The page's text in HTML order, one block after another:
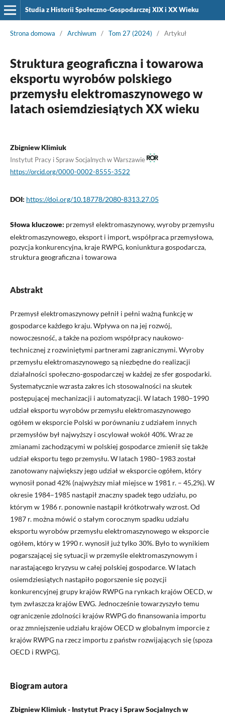
Studia z Historii Społeczno-Gospodarczej XIX i XX Wieku
Strona domowa / Archiwum / Tom 27 (2024) / Artykuł
Struktura geograficzna i towarowa
eksportu wyrobów polskiego
przemysłu elektromaszynowego w
latach osiemdziesiątych XX wieku
Zbigniew Klimiuk
Instytut Pracy i Spraw Socjalnych w Warszawie
https://orcid.org/0000-0002-8555-3522
DOI: https://doi.org/10.18778/2080-8313.27.05
Słowa kluczowe: przemysł elektromaszynowy, wyroby przemysłu
elektromaszynowego, eksport i import, współpraca przemysłowa,
pozycja konkurencyjna, kraje RWPG, koniunktura gospodarcza,
struktura geograficzna i towarowa
Abstrakt
Przemysł elektromaszynowy pełnił i pełni ważną funkcję w
gospodarce każdego kraju. Wpływa on na jej rozwój,
nowoczesność, a także na poziom współpracy naukowo-
technicznej z rozwiniętymi partnerami zagranicznymi. Wyroby
przemysłu elektromaszynowego są niezbędne do realizacji
działalności społeczno-gospodarczej w każdej ze sfer gospodarki.
Systematycznie wzrasta zakres ich stosowalności na skutek
postępującej mechanizacji i automatyzacji. W latach 1980–1990
udział eksportu wyrobów przemysłu elektromaszynowego
ogółem w eksporcie Polski w porównaniu z udziałem innych
przemysłów był najwyższy i oscylował wokół 40%. Wraz ze
zmianami zachodzącymi w polskiej gospodarce zmienił się także
udział eksportu tego przemysłu. W latach 1980–1983 został
zanotowany największy jego udział w eksporcie ogółem, który
wynosił ponad 42% (najwyższy miał miejsce w 1981 r. – 45,2%). W
okresie 1984–1985 nastąpił znaczny spadek tego udziału, po
którym w 1986 r. ponownie nastąpił krótkotrwały wzrost. Od
1987 r. można mówić o stałym corocznym spadku udziału
eksportu wyrobów przemysłu elektromaszynowego w eksporcie
ogółem, który w 1990 r. wynosił już tylko 30%. Było to wynikiem
pogarszającej się sytuacji w przemyśle elektromaszynowym i
narastającego kryzysu w całej polskiej gospodarce. W latach
osiemdziesiątych nastąpiło pogorszenie się pozycji
konkurencyjnej grupy krajów RWPG na rynkach krajów OECD, w
tym zwłaszcza krajów EWG. Jednocześnie towarzyszyło temu
ograniczenie zdolności krajów RWPG do finansowania importu
oraz zmniejszenie udziału krajów OECD w globalnym imporcie z
krajów RWPG na rzecz importu z państw rozwijających się (spoza
OECD i RWPG).
Biogram autora
Zbigniew Klimiuk - Instytut Pracy i Spraw Socjalnych w